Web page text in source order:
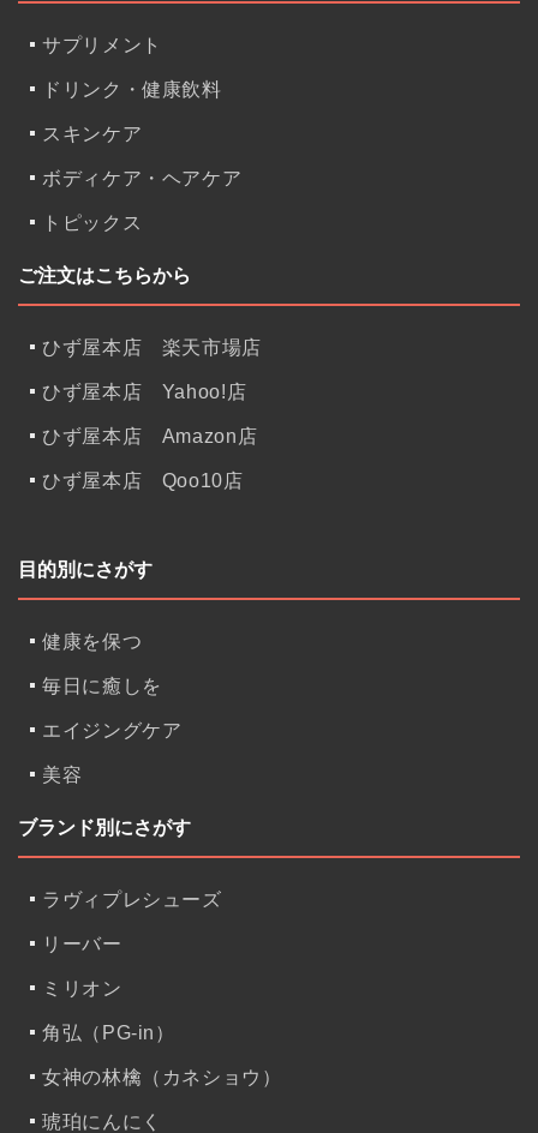
サプリメント
ドリンク・健康飲料
スキンケア
ボディケア・ヘアケア
トピックス
ご注文はこちらから
ひず屋本店 楽天市場店
ひず屋本店 Yahoo!店
ひず屋本店 Amazon店
ひず屋本店 Qoo10店
目的別にさがす
健康を保つ
毎日に癒しを
エイジングケア
美容
ブランド別にさがす
ラヴィプレシューズ
リーバー
ミリオン
角弘（PG-in）
女神の林檎（カネショウ）
琥珀にんにく